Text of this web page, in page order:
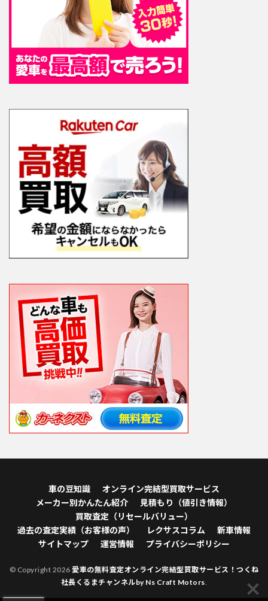
車の豆知識
オンライン完結型買取サービス
メーカー別かんたん紹介
見積もり（値引き情報）
買取査定（リセールバリュー）
過去の査定実績（お客様の声）
レクサスコラム
新車情報
サイトマップ
運営情報 プライバシーポリシー
© Copyright 2026 愛車の無料査定オンライン完結型買取サービス！つくね
社長くるまチャンネルby Ns Craft Motors.